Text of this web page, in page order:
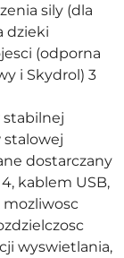
sily (dla
dzieki
(odporna
i Skydrol) 3
stalowej
dostarczany
kablem USB,
mozliwosc
wyswietlania,